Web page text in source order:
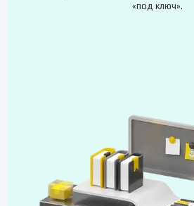
«под ключ».